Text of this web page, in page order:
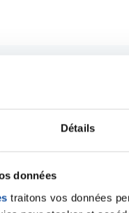
Détails
données
traitons vos données